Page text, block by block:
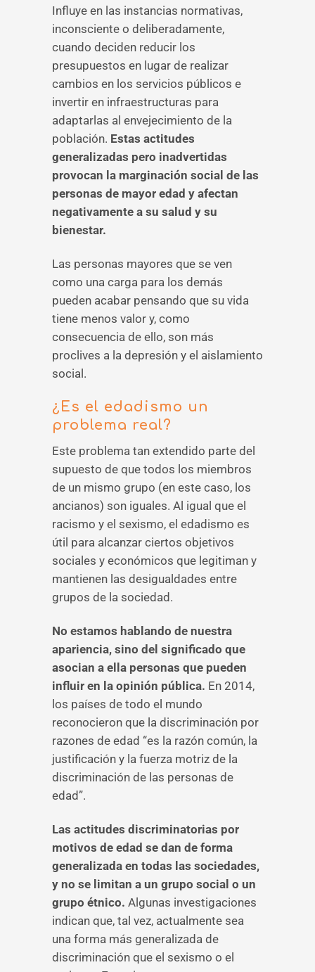
Influye en las instancias normativas,
inconsciente o deliberadamente,
cuando deciden reducir los
presupuestos en lugar de realizar
cambios en los servicios públicos e
invertir en infraestructuras para
adaptarlas al envejecimiento de la
población. Estas actitudes
generalizadas pero inadvertidas
provocan la marginación social de las
personas de mayor edad y afectan
negativamente a su salud y su
bienestar.
Las personas mayores que se ven
como una carga para los demás
pueden acabar pensando que su vida
tiene menos valor y, como
consecuencia de ello, son más
proclives a la depresión y el aislamiento
social.
¿Es el edadismo un
problema real?
Este problema tan extendido parte del
supuesto de que todos los miembros
de un mismo grupo (en este caso, los
ancianos) son iguales. Al igual que el
racismo y el sexismo, el edadismo es
útil para alcanzar ciertos objetivos
sociales y económicos que legitiman y
mantienen las desigualdades entre
grupos de la sociedad.
No estamos hablando de nuestra
apariencia, sino del significado que
asocian a ella personas que pueden
influir en la opinión pública. En 2014,
los países de todo el mundo
reconocieron que la discriminación por
razones de edad “es la razón común, la
justificación y la fuerza motriz de la
discriminación de las personas de
edad”.
Las actitudes discriminatorias por
motivos de edad se dan de forma
generalizada en todas las sociedades,
y no se limitan a un grupo social o un
grupo étnico. Algunas investigaciones
indican que, tal vez, actualmente sea
una forma más generalizada de
discriminación que el sexismo o el